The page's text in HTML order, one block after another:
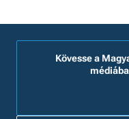
Kövesse a